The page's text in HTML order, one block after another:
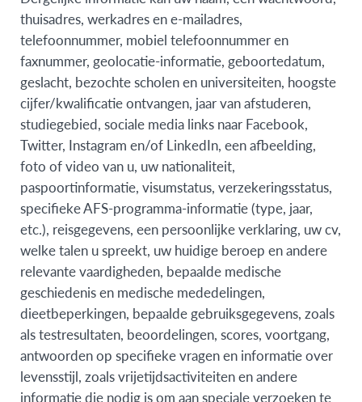
thuisadres, werkadres en e-mailadres,
telefoonnummer, mobiel telefoonnummer en
faxnummer, geolocatie-informatie, geboortedatum,
geslacht, bezochte scholen en universiteiten, hoogste
cijfer/kwalificatie ontvangen, jaar van afstuderen,
studiegebied, sociale media links naar Facebook,
Twitter, Instagram en/of LinkedIn, een afbeelding,
foto of video van u, uw nationaliteit,
paspoortinformatie, visumstatus, verzekeringsstatus,
specifieke AFS-programma-informatie (type, jaar,
etc.), reisgegevens, een persoonlijke verklaring, uw cv,
welke talen u spreekt, uw huidige beroep en andere
relevante vaardigheden, bepaalde medische
geschiedenis en medische mededelingen,
dieetbeperkingen, bepaalde gebruiksgegevens, zoals
als testresultaten, beoordelingen, scores, voortgang,
antwoorden op specifieke vragen en informatie over
levensstijl, zoals vrijetijdsactiviteiten en andere
informatie die nodig is om aan speciale verzoeken te